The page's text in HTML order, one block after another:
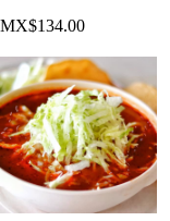
MX$134.00